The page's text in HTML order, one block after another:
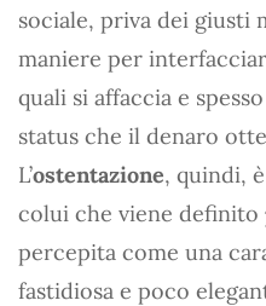
sociale, priva dei giusti
maniere per
quali si affaccia e
status che il denaro
L’ostentazione, quindi,
colui che viene definito
percepita come una
fastidiosa e poco